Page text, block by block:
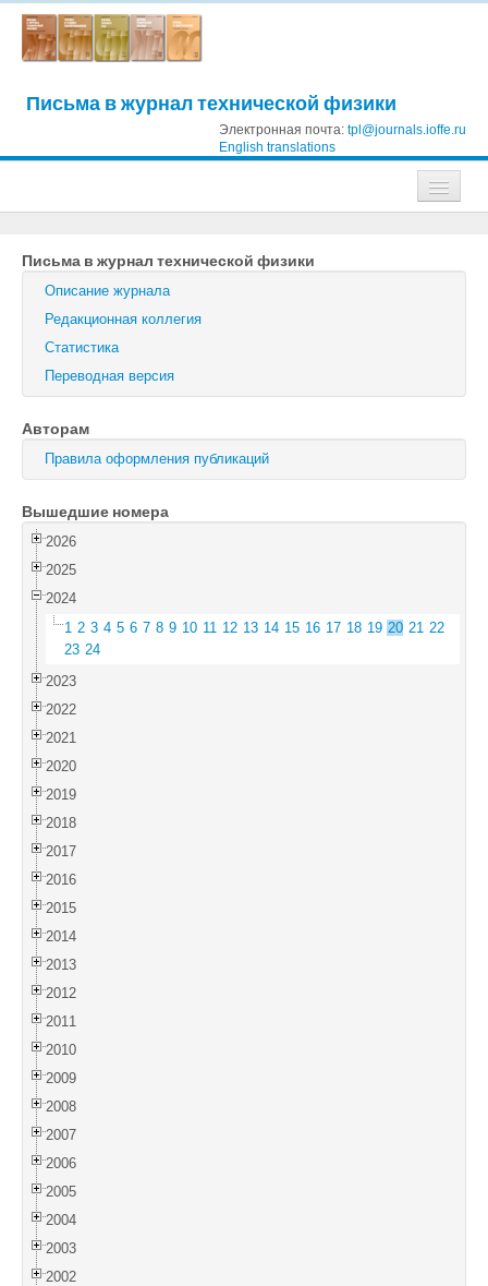
Письма в журнал технической физики
Электронная почта: tpl@journals.ioffe.ru
English translations
Журнал технической физики
Письма в Журнал технической физики
Физика твердого тела
Физика и техника полупроводников
Оптика и спектроскопия
Поиск
Войти
Письма в журнал технической физики
Описание журнала
Редакционная коллегия
Статистика
Переводная версия
Авторам
Правила оформления публикаций
Вышедшие номера
2026
2025
2024
1 2 3 4 5 6 7 8 9 10 11 12 13 14 15 16 17 18 19 20 21 22
23 24
2023
2022
2021
2020
2019
2018
2017
2016
2015
2014
2013
2012
2011
2010
2009
2008
2007
2006
2005
2004
2003
2002